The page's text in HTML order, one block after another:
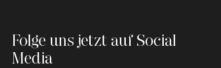
Folge uns jetzt auf Social
Media